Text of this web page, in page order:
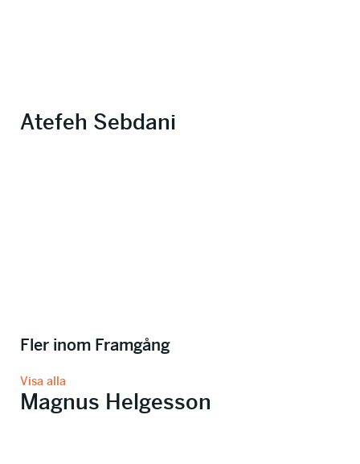
Atefeh Sebdani
Fler inom Framgång
Visa alla
Magnus Helgesson